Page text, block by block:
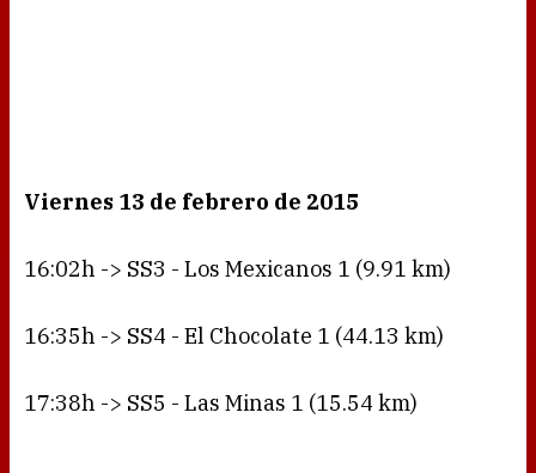
Viernes 13 de febrero de 2015
16:02h -> SS3 - Los Mexicanos 1 (9.91 km)
16:35h -> SS4 - El Chocolate 1 (44.13 km)
17:38h -> SS5 - Las Minas 1 (15.54 km)